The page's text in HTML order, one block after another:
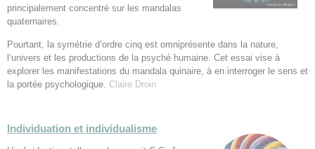
principalement concentré sur les mandalas
quaternaires.
Pourtant, la symétrie d’ordre cinq est omniprésente dans la nature,
l’univers et les productions de la psyché humaine. Cet essai vise à
explorer les manifestations du mandala quinaire, à en interroger le sens et
la portée psychologique. Claire Droin
Individuation et individualisme